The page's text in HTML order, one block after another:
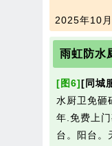
2025年10
雨虹防水
[图6][同城
水厨卫免砸
年.免费上
台。阳台。